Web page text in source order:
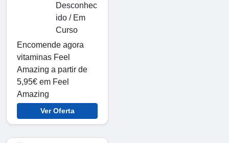
Desconhec
ido / Em
Curso
Encomende agora
vitaminas Feel
Amazing a partir de
5,95€ em Feel
Amazing
Ver Oferta